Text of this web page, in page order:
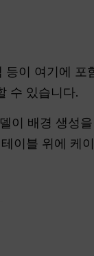
이 여기에 포
수 있습니다.
이 배경 생성을
이블 위에 케